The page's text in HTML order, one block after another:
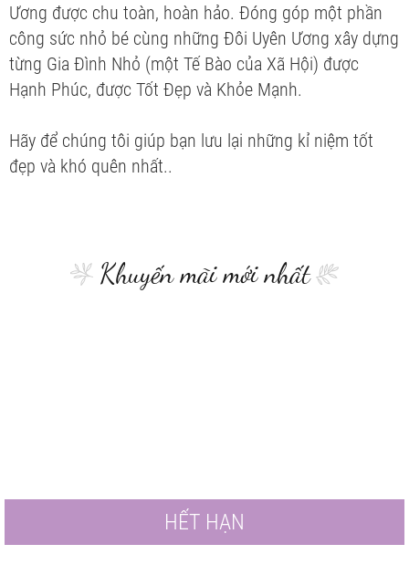
Ương được chu toàn, hoàn hảo. Đóng góp một phần
công sức nhỏ bé cùng những Đôi Uyên Ương xây dựng
từng Gia Đình Nhỏ (một Tế Bào của Xã Hội) được
Hạnh Phúc, được Tốt Đẹp và Khỏe Mạnh.
Hãy để chúng tôi giúp bạn lưu lại những kỉ niệm tốt
đẹp và khó quên nhất..
Khuyến mãi mới nhất
HẾT HẠN